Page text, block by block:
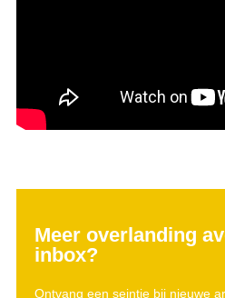
Meer overlanding
inbox?
Ontvang een seintje bij nieuwe